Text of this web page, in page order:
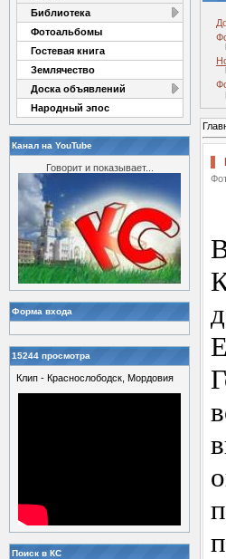
Библиотека
Фотоальбомы
Гостевая книга
Землячество
Доска объявлений
Народный эпос
Канал на YouTube
Говорит и показывает...
Форма входа
15244 просмотра
Клип - Краснослободск, Мордовия
Поиск в КС